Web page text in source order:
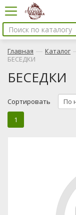
Главная — Каталог
БЕСЕДКИ
БЕСЕДКИ
1
Сортировать